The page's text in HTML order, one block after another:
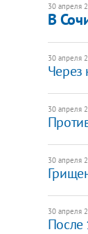
30 апреля
В
30 апреля
Через
30 апреля
30 апреля
30 апреля
После